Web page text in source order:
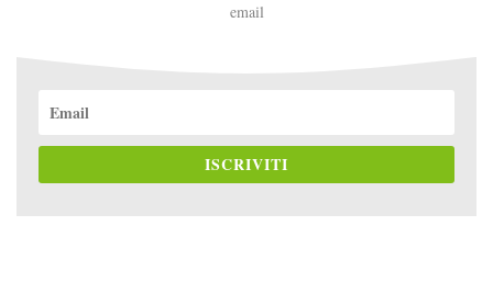
email
ISCRIVITI